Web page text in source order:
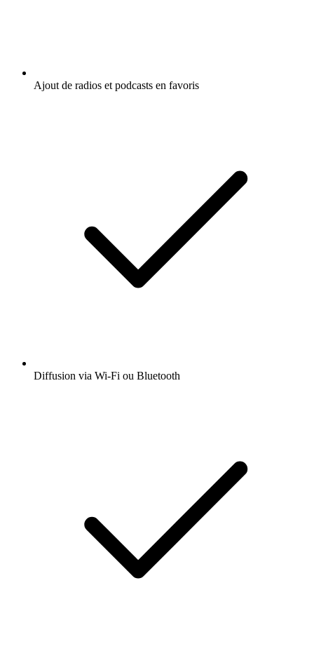
Ajout de radios et podcasts en favoris
Diffusion via Wi-Fi ou Bluetooth